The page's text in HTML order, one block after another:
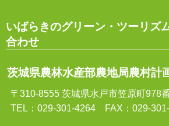
いばらきのグリーン・ツーリズ
合わせ
茨城県農林水産部農地局農村計
〒310-8555 茨城県水戸市笠原町978
TEL：029-301-4264 FAX：029-